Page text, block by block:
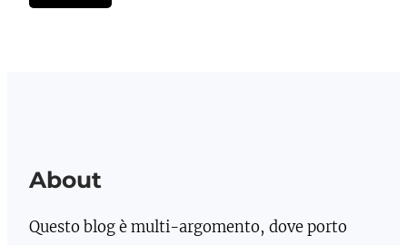
About
Questo blog è multi-argomento, dove porto